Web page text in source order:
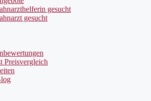
gesucht
gesucht
Preisvergleich